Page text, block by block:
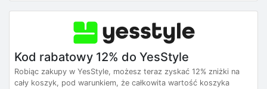
Kod rabatowy 12% do YesStyle
Robiąc zakupy w YesStyle, możesz teraz zyskać 12% zniżki na
cały koszyk, pod warunkiem, że całkowita wartość koszyka